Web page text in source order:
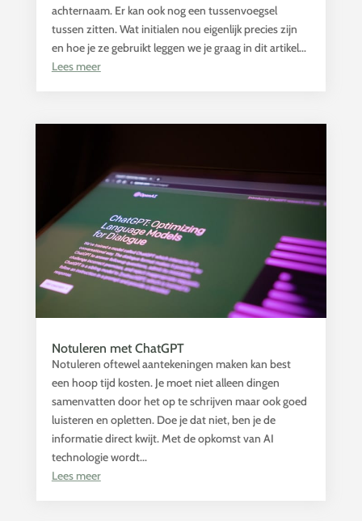
achternaam. Er kan ook nog een tussenvoegsel
tussen zitten. Wat initialen nou eigenlijk precies zijn
en hoe je ze gebruikt leggen we je graag in dit artikel...
Lees meer
Notuleren met ChatGPT
Notuleren oftewel aantekeningen maken kan best
een hoop tijd kosten. Je moet niet alleen dingen
samenvatten door het op te schrijven maar ook goed
luisteren en opletten. Doe je dat niet, ben je de
informatie direct kwijt. Met de opkomst van AI
technologie wordt...
Lees meer